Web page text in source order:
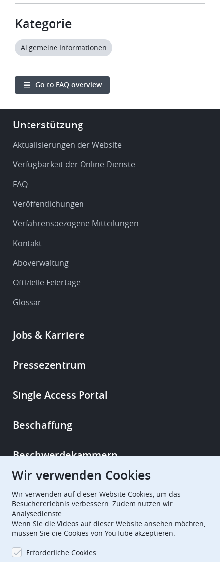
Kategorie
Allgemeine Informationen
Go to FAQ overview
Footer
Service
support
Unterstützung
Aktualisierungen der Website
Verfügbarkeit der Online-Dienste
FAQ
Veröffentlichungen
Verfahrensbezogene Mitteilungen
Kontakt
Aboverwaltung
Offizielle Feiertage
Glossar
More
links
Jobs & Karriere
Pressezentrum
Single Access Portal
Beschaffung
Beschwerdekammern
EuropeanPatentOffice
EPO Procurement
Wir verwenden Cookies
Wir verwenden auf dieser Website Cookies, um das
Besuchererlebnis verbessern. Zudem nutzen wir
Analysedienste.
Wenn Sie die Videos auf dieser Website ansehen möchten,
müssen Sie die Cookies von YouTube akzeptieren.
Erforderliche Cookies